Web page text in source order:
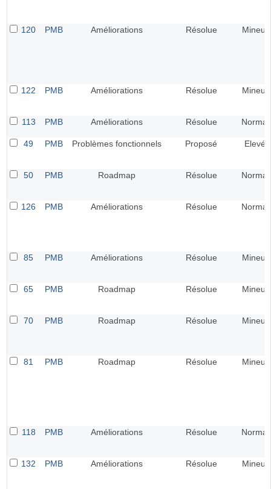
120 PMB Améliorations Résolue Mineur
122 PMB Améliorations Résolue Mineur
113 PMB Améliorations Résolue Normal
49 PMB Problèmes fonctionnels Proposé Elevé
50 PMB Roadmap Résolue Normal
126 PMB Améliorations Résolue Normal
85 PMB Améliorations Résolue Mineur
65 PMB Roadmap Résolue Mineur
70 PMB Roadmap Résolue Mineur
81 PMB Roadmap Résolue Mineur
118 PMB Améliorations Résolue Normal
132 PMB Améliorations Résolue Mineur